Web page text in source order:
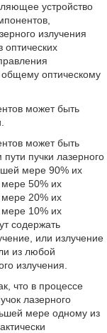
устройство
излучения
общему оптическому
может быть
может быть
пучки лазерного
мере 90% их
50% их
20% их
10% их
содержать
или излучение
из любой
излучения.
что в процессе
лазерного
мере одному из